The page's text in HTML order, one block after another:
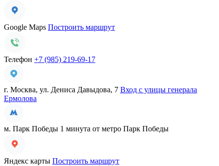
Google Maps Построить маршрут
Телефон +7 (985) 219-69-17
г. Москва, ул. Дениса Давыдова, 7 Вход с улицы генерала
Ермолова
м. Парк Победы 1 минута от метро Парк Победы
Яндекс карты Построить маршрут